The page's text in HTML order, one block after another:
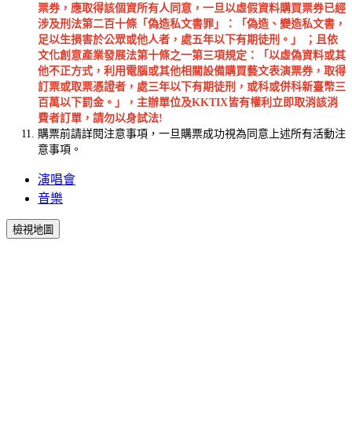
票券，應取得該個資所有人同意，一旦以虛假資料購買票券已經
涉及刑法第二百十條「偽造私文書罪」：「偽造、變造私文書，
足以生損害於公眾或他人者，處五年以下有期徒刑。」 ；且依
文化創意產業發展法第十條之一第三項規定：「以虛偽資料或其
他不正方式，利用電腦或其他相關設備購買藝文表演票券，取得
訂票或取票憑證者，處三年以下有期徒刑，或科或併科新臺幣三
百萬以下罰金。」，主辦單位及KKTIX皆有權利立即取消該消
費者訂單，請勿以身試法!
購票前請詳閱注意事項，一旦購票成功視為同意上述所有活動注
意事項。
演唱會
音樂
檢視地圖